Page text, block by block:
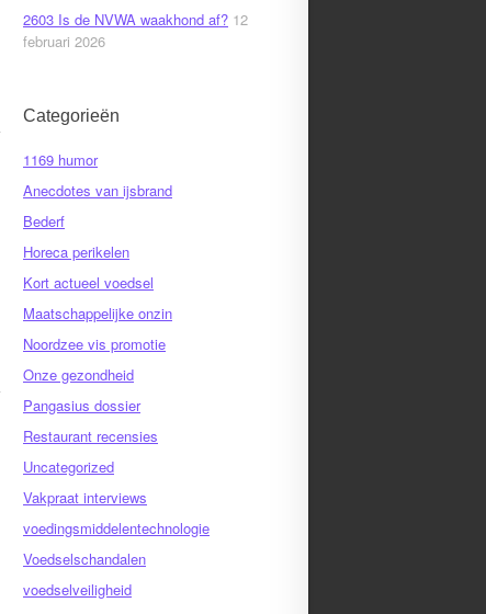
2603 Is de NVWA waakhond af? 12
februari 2026
Categorieën
1169 humor
Anecdotes van ijsbrand
Bederf
Horeca perikelen
Kort actueel voedsel
Maatschappelijke onzin
Noordzee vis promotie
Onze gezondheid
Pangasius dossier
Restaurant recensies
Uncategorized
Vakpraat interviews
voedingsmiddelentechnologie
Voedselschandalen
voedselveiligheid